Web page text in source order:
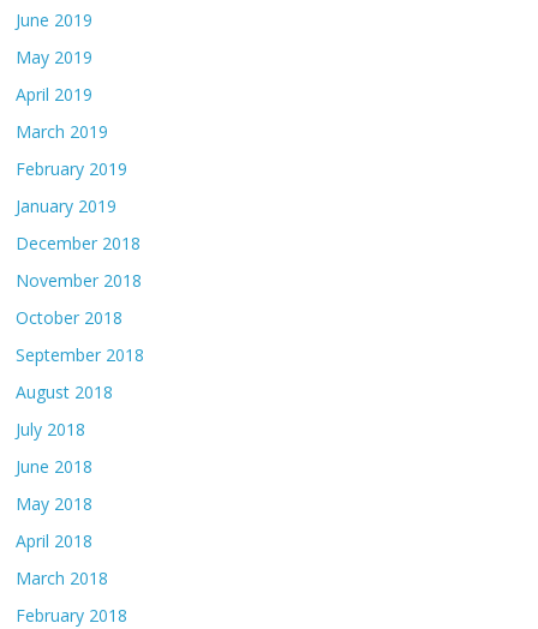
June 2019
May 2019
April 2019
March 2019
February 2019
January 2019
December 2018
November 2018
October 2018
September 2018
August 2018
July 2018
June 2018
May 2018
April 2018
March 2018
February 2018